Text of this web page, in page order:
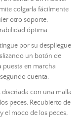
colgarla fácilmente
otro soporte,
óptima.
por su despliegue
un botón de
puesta en marcha
cuenta.
con una malla
peces. Recubierto de
el moco de los peces,